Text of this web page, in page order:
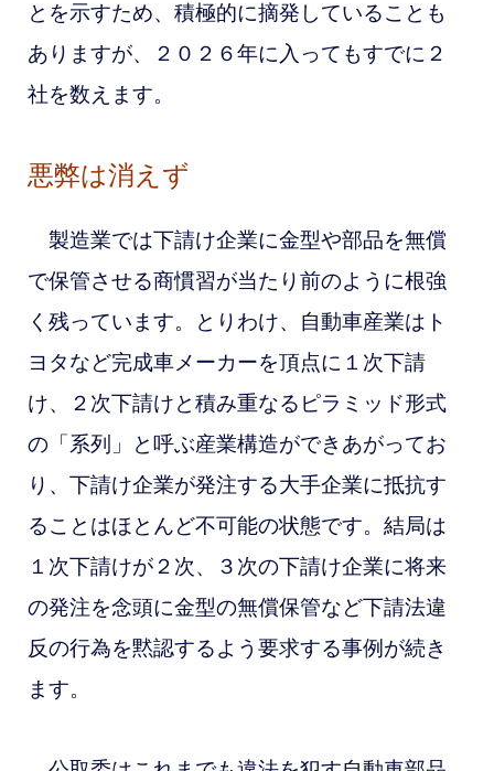
とを示すため、積極的に摘発していることも
ありますが、２０２６年に入ってもすでに２
社を数えます。
悪弊は消えず
製造業では下請け企業に金型や部品を無償
で保管させる商慣習が当たり前のように根強
く残っています。とりわけ、自動車産業はト
ヨタなど完成車メーカーを頂点に１次下請
け、２次下請けと積み重なるピラミッド形式
の「系列」と呼ぶ産業構造ができあがってお
り、下請け企業が発注する大手企業に抵抗す
ることはほとんど不可能の状態です。結局は
１次下請けが２次、３次の下請け企業に将来
の発注を念頭に金型の無償保管など下請法違
反の行為を黙認するよう要求する事例が続き
ます。